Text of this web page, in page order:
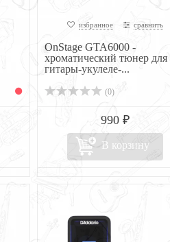
избранное сравнить
OnStage GTA6000 -
хроматический тюнер для
гитары-укулеле-...
(0)
990 ₽
В корзину